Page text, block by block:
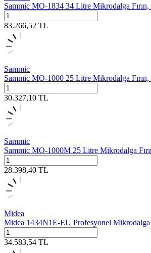
Sammic MO-1834 34 Litre Mikrodalga
83.266,52 TL
Sammic
Sammic MO-1000 25 Litre Mikrodalga
30.327,10 TL
Sammic
Sammic MO-1000M 25 Litre Mikrodalga
28.398,40 TL
Midea
Midea 1434N1E-EU Profesyonel Mikrodalga
34.583,54 TL